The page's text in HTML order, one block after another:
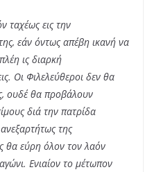
ταχέως εις την
εάν όντως απέβη ικανή να
ις διαρκή
Οι Φιλελεύθεροι δεν θα
ουδέ θα προβάλουν
διά την πατρίδα
της
θα εύρη όλον τον λαόν
Ενιαίον το μέτωπον